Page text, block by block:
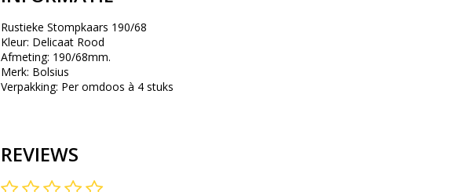
Rustieke Stompkaars 190/68
Kleur: Delicaat Rood
Afmeting: 190/68mm.
Merk: Bolsius
Verpakking: Per omdoos à 4 stuks
REVIEWS